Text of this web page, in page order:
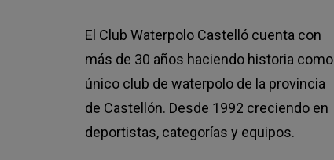
El Club Waterpolo Castelló cuenta con
más de 30 años haciendo historia como
único club de waterpolo de la provincia
de Castellón. Desde 1992 creciendo en
deportistas, categorías y equipos.